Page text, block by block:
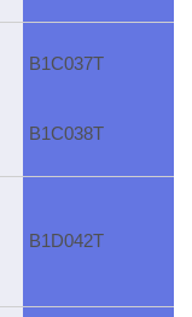
B1C037T
B1C038T
B1D042T